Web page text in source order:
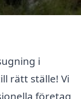
i
rätt ställe! Vi
företag